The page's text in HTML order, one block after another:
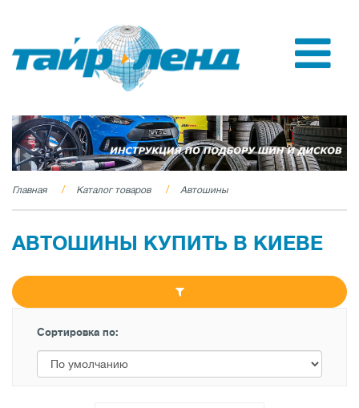
Главная Каталог товаров Автошины
АВТОШИНЫ КУПИТЬ В КИЕВЕ
Сортировка по: